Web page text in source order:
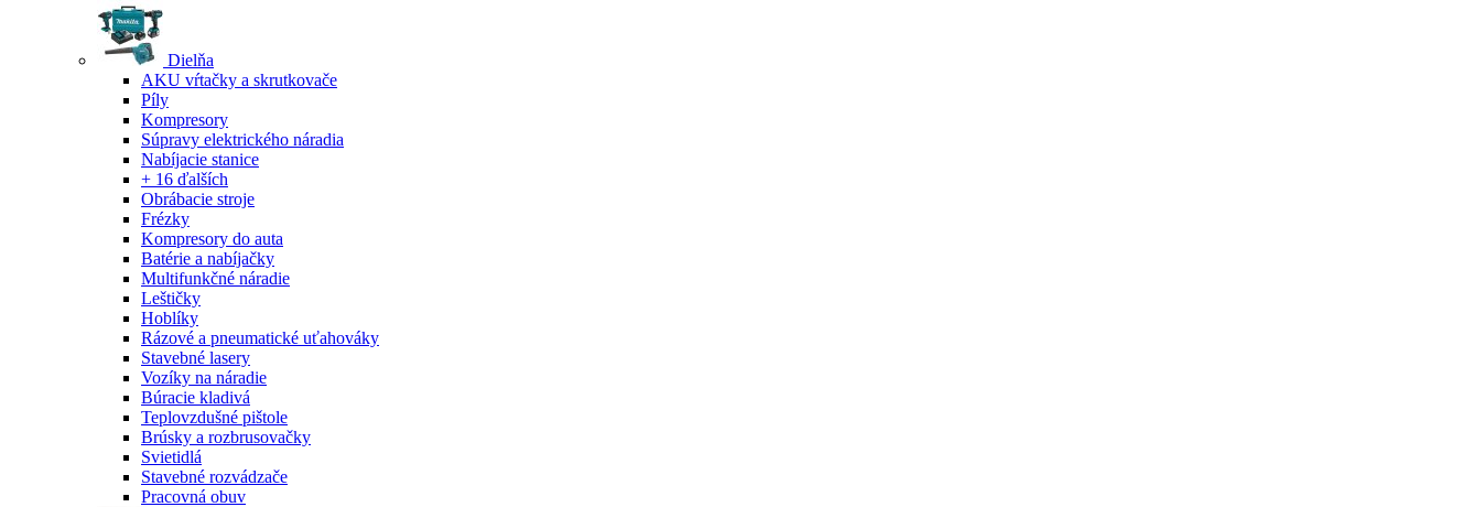
Dielňa
AKU vŕtačky a skrutkovače
Píly
Kompresory
Súpravy elektrického náradia
Nabíjacie stanice
+ 16 ďalších
Obrábacie stroje
Frézky
Kompresory do auta
Batérie a nabíjačky
Multifunkčné náradie
Leštičky
Hoblíky
Rázové a pneumatické uťahováky
Stavebné lasery
Vozíky na náradie
Búracie kladivá
Teplovzdušné pištole
Brúsky a rozbrusovačky
Svietidlá
Stavebné rozvádzače
Pracovná obuv